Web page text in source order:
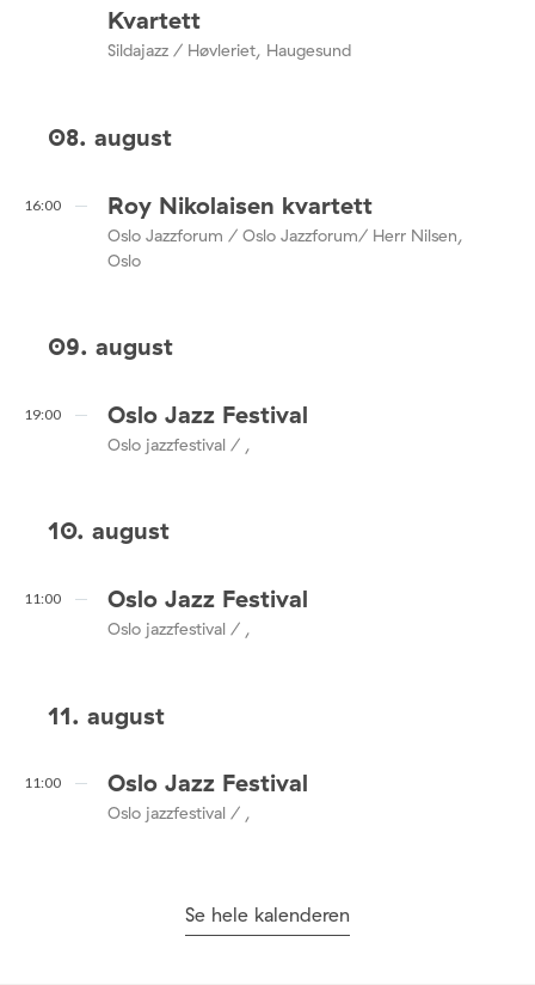
Kvartett
Sildajazz / Høvleriet, Haugesund
08. august
16:00 Roy Nikolaisen kvartett
Oslo Jazzforum / Oslo Jazzforum/ Herr Nilsen,
Oslo
09. august
19:00 Oslo Jazz Festival
Oslo jazzfestival / ,
10. august
11:00 Oslo Jazz Festival
Oslo jazzfestival / ,
11. august
11:00 Oslo Jazz Festival
Oslo jazzfestival / ,
Se hele kalenderen